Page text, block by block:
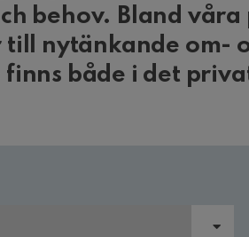
behov. Bland
nytänkande om-
både i det